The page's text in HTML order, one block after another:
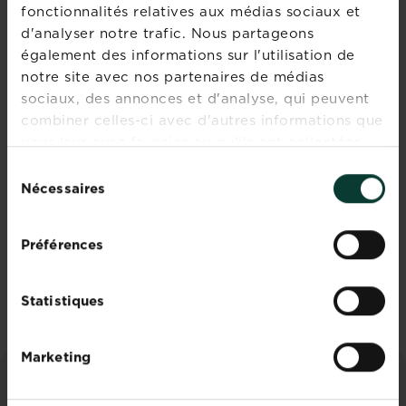
fonctionnalités relatives aux médias sociaux et
d'analyser notre trafic. Nous partageons
également des informations sur l'utilisation de
notre site avec nos partenaires de médias
sociaux, des annonces et d'analyse, qui peuvent
combiner celles-ci avec d'autres informations que
vous leur avez fournies ou qu'ils ont collectées
duNécessaires
Préférences
Statistiques
Marketing
Rejoignez la
newsletter La
Recevez des conseils sur-